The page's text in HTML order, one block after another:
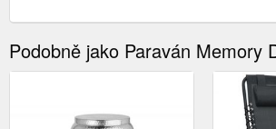
Podobně jako Paraván Memory